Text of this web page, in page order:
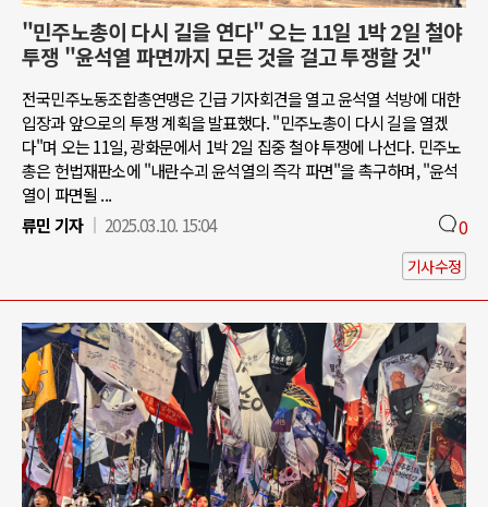
"민주노총이 다시 길을 연다" 오는 11일 1박 2일 철야
투쟁 "윤석열 파면까지 모든 것을 걸고 투쟁할 것"
전국민주노동조합총연맹은 긴급 기자회견을 열고 윤석열 석방에 대한
입장과 앞으로의 투쟁 계획을 발표했다. "민주노총이 다시 길을 열겠
다"며 오는 11일, 광화문에서 1박 2일 집중 철야 투쟁에 나선다. 민주노
총은 헌법재판소에 "내란수괴 윤석열의 즉각 파면"을 촉구하며, "윤석
열이 파면될 ...
류민 기자
2025.03.10. 15:04 0
기사수정